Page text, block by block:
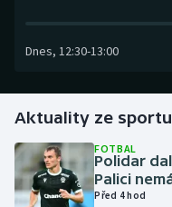
Dostihy
Florbal
Golf
Dnes, 12:30-13:00
Aktuality ze sportu
FOTBAL
Polidar
Palici
Před 4 hod